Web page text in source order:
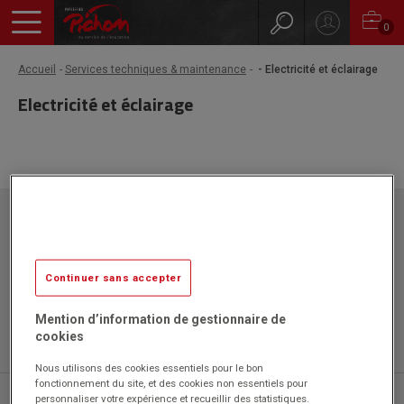
0
Accueil Services techniques & maintenance - Electricité et éclairage
Electricité et éclairage
Continuer sans accepter
Mention d’information de gestionnaire de
cookies
Nous utilisons des cookies essentiels pour le bon
fonctionnement du site, et des cookies non essentiels pour
personnaliser votre expérience et recueillir des statistiques.